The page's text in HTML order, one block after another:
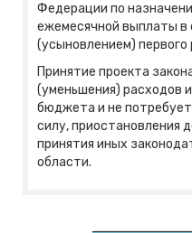
Федерации по
ежемесячной выплаты в
(усыновлением) первого
Принятие проекта
(уменьшения) расходов
бюджета и не
силу, приостановления
принятия иных
области.